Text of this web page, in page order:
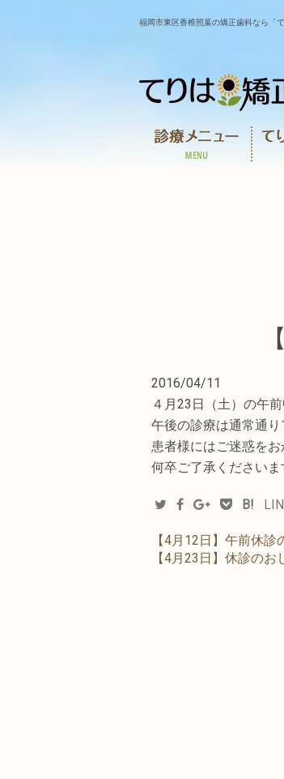
福岡市東区香椎照葉の矯正歯科なら「
2016/04/11
４月23日（土）の午
午後の診療は通常通り
患者様にはご迷惑をお
何卒ご了承くださいま
B!
【4月12日】午前休診
【4月23日】休診のお